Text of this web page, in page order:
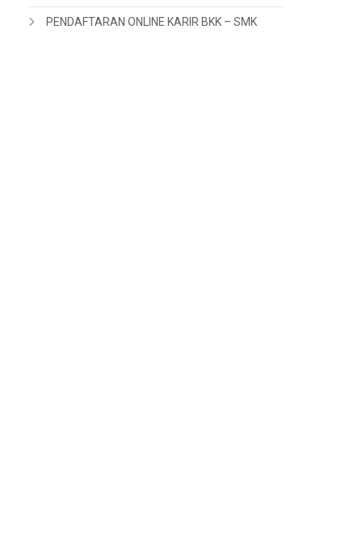
PENDAFTARAN ONLINE KARIR BKK – SMK